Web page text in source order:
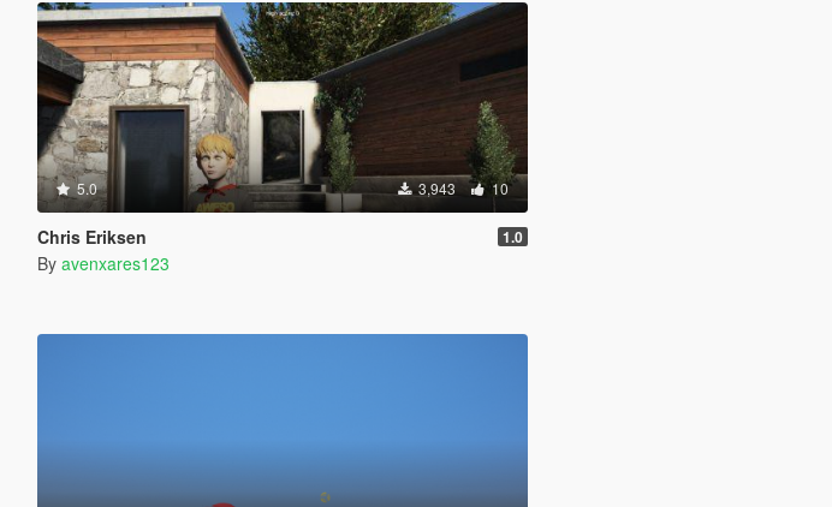
5.0 3,943 10
Chris Eriksen 1.0
By avenxares123